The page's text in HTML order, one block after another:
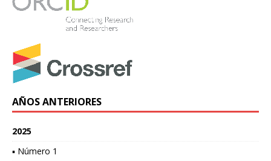
AÑOS ANTERIORES
2025
▪ Número 1